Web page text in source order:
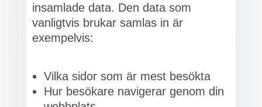
insamlade data. Den data som
vanligtvis brukar samlas in är
exempelvis:
Vilka sidor som är mest besökta
Hur besökare navigerar genom din